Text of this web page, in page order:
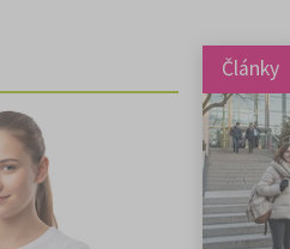
Články